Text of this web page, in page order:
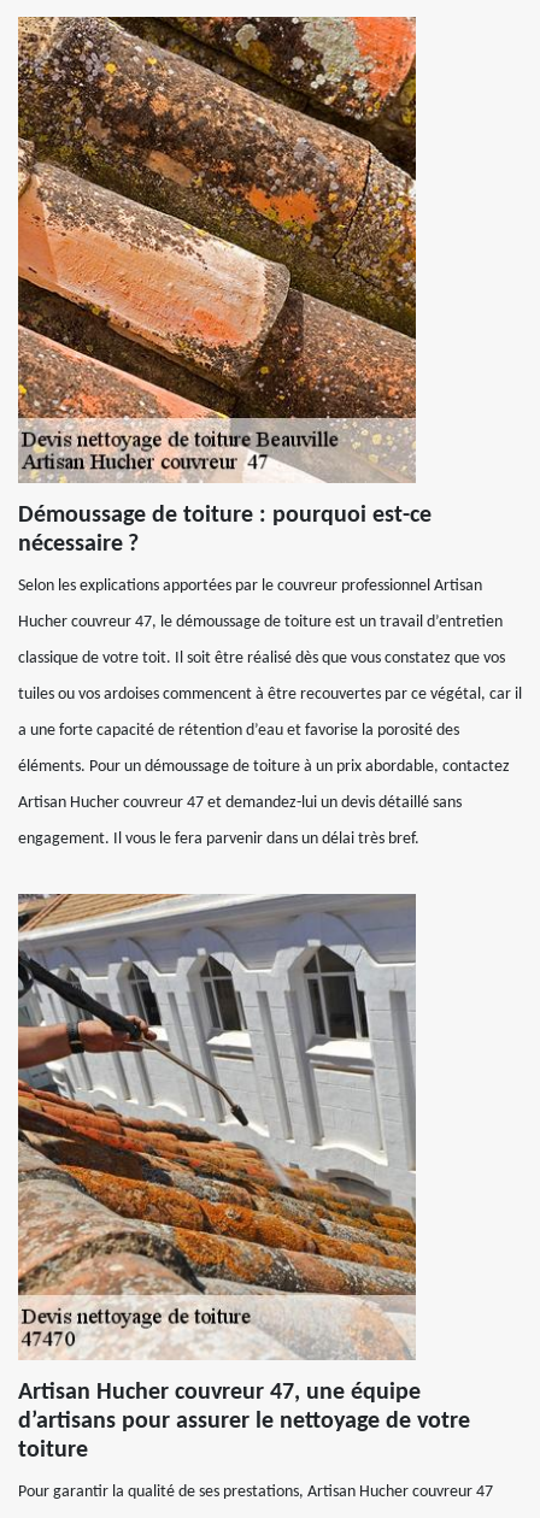
Démoussage de toiture : pourquoi est-ce
nécessaire ?
Selon les explications apportées par le couvreur professionnel Artisan
Hucher couvreur 47, le démoussage de toiture est un travail d’entretien
classique de votre toit. Il soit être réalisé dès que vous constatez que vos
tuiles ou vos ardoises commencent à être recouvertes par ce végétal, car il
a une forte capacité de rétention d’eau et favorise la porosité des
éléments. Pour un démoussage de toiture à un prix abordable, contactez
Artisan Hucher couvreur 47 et demandez-lui un devis détaillé sans
engagement. Il vous le fera parvenir dans un délai très bref.
Artisan Hucher couvreur 47, une équipe
d’artisans pour assurer le nettoyage de votre
toiture
Pour garantir la qualité de ses prestations, Artisan Hucher couvreur 47